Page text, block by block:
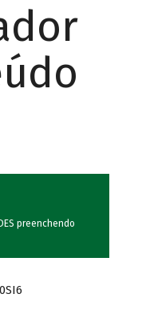
preenchendo